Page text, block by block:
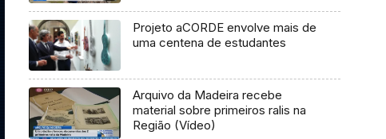
Projeto aCORDE envolve mais de
uma centena de estudantes
Arquivo da Madeira recebe
material sobre primeiros ralis na
Região (Vídeo)